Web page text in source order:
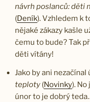
návrh poslanců: děti
(Deník). Vzhledem k
nějaké zákazy kašle
čemu to bude? Tak
děti vítány!
Jako by ani nezačínal
teploty (Novinky). No
únor to je dobrý